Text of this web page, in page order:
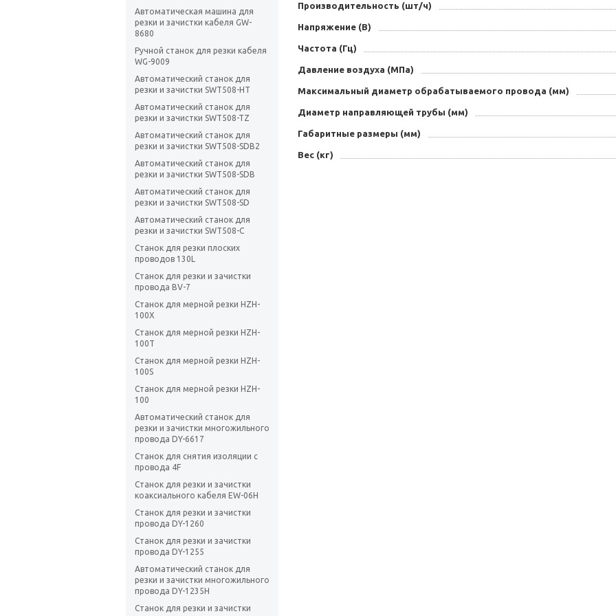
Автоматическая машина для
резки и зачистки кабеля GW-
8680
Ручной станок для резки кабеля
WG-9009
Автоматический станок для
резки и зачистки SWT508-HT
Автоматический станок для
резки и зачистки SWT508-TZ
Автоматический станок для
резки и зачистки SWT508-SDB2
Автоматический станок для
резки и зачистки SWT508-SDB
Автоматический станок для
резки и зачистки SWT508-SD
Автоматический станок для
резки и зачистки SWT508-C
Станок для резки плоских
проводов 130L
Станок для резки и зачистки
провода BV-7
Станок для мерной резки HZH-
100X
Станок для мерной резки HZH-
100T
Станок для мерной резки HZH-
100S
Станок для мерной резки HZH-
100
Автоматический станок для
резки и зачистки многожильного
провода DY-6617
Станок для снятия изоляции с
провода 4F
Станок для резки и зачистки
коаксиального кабеля EW-06H
Станок для резки и зачистки
провода DY-1260
Станок для резки и зачистки
провода DY-1255
Автоматический станок для
резки и зачистки многожильного
провода DY-1235H
Станок для резки и зачистки
Производительность (шт/ч)
Напряжение (В)
Частота (Гц)
Давление воздуха (МПа)
Максимальный диаметр обрабатываемого провода (мм)
Диаметр направляющей трубы (мм)
Габаритные размеры (мм)
Вес (кг)